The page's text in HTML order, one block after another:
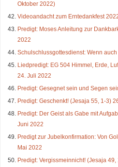
Oktober 2022)
Videoandacht zum Erntedankfest
Predigt: Moses Anleitung zur
2022
Schulschlussgottesdienst: Wenn
Liedpredigt: EG 504 Himmel, Erde,
24. Juli 2022
Predigt: Gesegnet sein und Segen
Predigt: Geschenkt! (Jesaja 55, 1-3)
Predigt: Der Geist als Gabe mit
Juni 2022
Predigt zur Jubelkonfirmation: Von
Mai 2022
Predigt: Vergissmeinnicht! (Jesaja